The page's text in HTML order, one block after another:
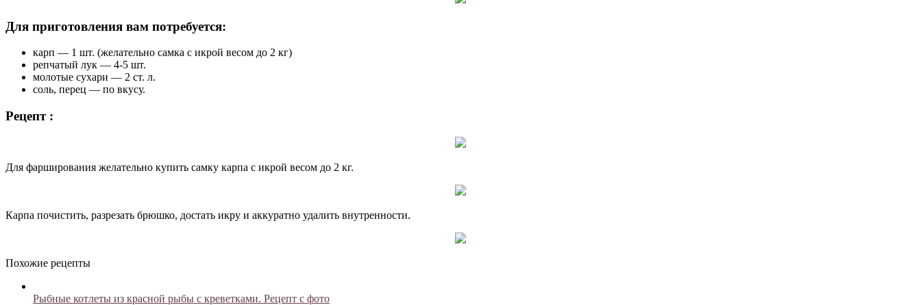
Для приготовления вам потребуется:
карп — 1 шт. (желательно самка с икрой весом до 2 кг)
репчатый лук — 4-5 шт.
молотые сухари — 2 ст. л.
соль, перец — по вкусу.
Рецепт :
Для фарширования желательно купить самку карпа с икрой весом до 2 кг.
Карпа почистить, разрезать брюшко, достать икру и аккуратно удалить внутренности.
Похожие рецепты
Рыбные котлеты из красной рыбы с креветками. Рецепт с фото